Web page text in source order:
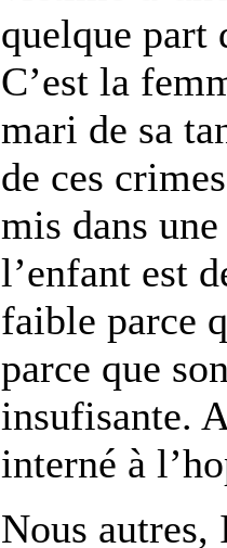
quelque part
C’est la
mari de sa
de ces
mis dans
l’enfant est
faible parce
parce que
insufisante.
interné à
Nous autres,